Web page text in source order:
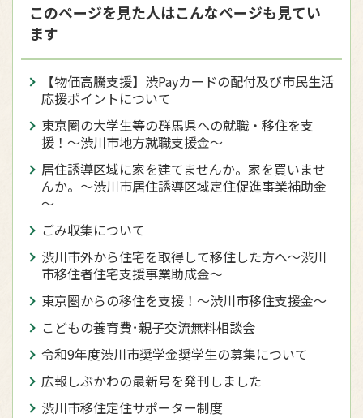
このページを見た人はこんなページも見てい
ます
【物価高騰支援】渋Payカードの配付及び市民生活
応援ポイントについて
東京圏の大学生等の群馬県への就職・移住を支
援！～渋川市地方就職支援金～
居住誘導区域に家を建てませんか。家を買いませ
んか。～渋川市居住誘導区域定住促進事業補助金
～
ごみ収集について
渋川市外から住宅を取得して移住した方へ〜渋川
市移住者住宅支援事業助成金〜
東京圏からの移住を支援！～渋川市移住支援金～
こどもの養育費･親子交流無料相談会
令和9年度渋川市奨学金奨学生の募集について
広報しぶかわの最新号を発刊しました
渋川市移住定住サポーター制度